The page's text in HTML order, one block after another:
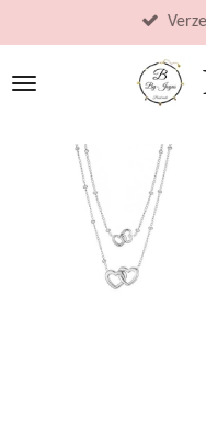
direct
naar
Verzendkosten